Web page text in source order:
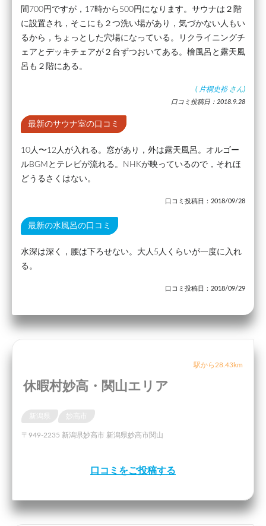
間700円ですが，17時から500円になります。サウナは２階
に設置され，そこにも２つ洗い場があり，気づかない人もい
るから，ちょっとした穴場になっている。リクライニングチ
ェアとデッキチェアが２台ずつおいてある。檜風呂と露天風
呂も２階にある。
( 片桐史裕 さん)
口コミ投稿日：2018.9.28
最新のサウナ室の口コミ
10人〜12人が入れる。窓があり，外は露天風呂。オルゴー
ルBGMとテレビが流れる。NHKが映っているので，それほ
どうるさくはない。
口コミ投稿日：2018/09/28
最新の水風呂の口コミ
水深は深く，腰は下ろせない。大人5人くらいが一度に入れ
る。
口コミ投稿日：2018/09/29
駅から28.43km
休暇村妙高・関山エリア
〒949-2235 新潟県妙高市 新潟県妙高市関山
口コミをご投稿する